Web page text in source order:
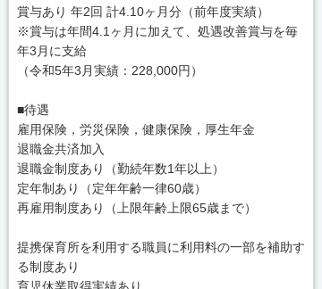
賞与あり 年2回 計4.10ヶ月分（前年度実績）
※賞与は年間4.1ヶ月に加えて、処遇改善賞与を毎
年3月に支給
（令和5年3月実績：228,000円）
■待遇
雇用保険，労災保険，健康保険，厚生年金
退職金共済加入
退職金制度あり（勤続年数1年以上）
定年制あり（定年年齢一律60歳）
再雇用制度あり（上限年齢上限65歳まで）
提携保育所を利用する職員に利用料の一部を補助す
る制度あり
育児休業取得実績あり